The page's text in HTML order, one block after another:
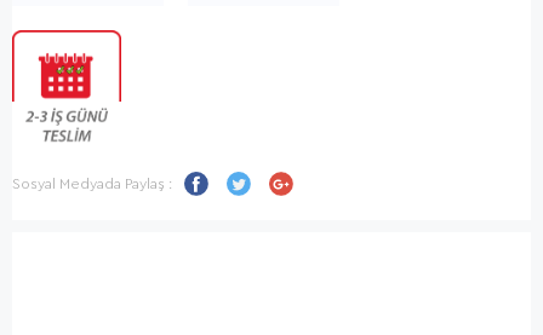
Sosyal Medyada Paylaş :